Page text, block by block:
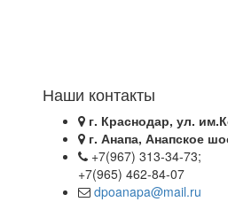
Наши контакты
г. Краснодар, ул.
г. Анапа, Анапское
+7(967) 313-34-73;
+7(965) 462-84-07
dpoanapa@mail.ru